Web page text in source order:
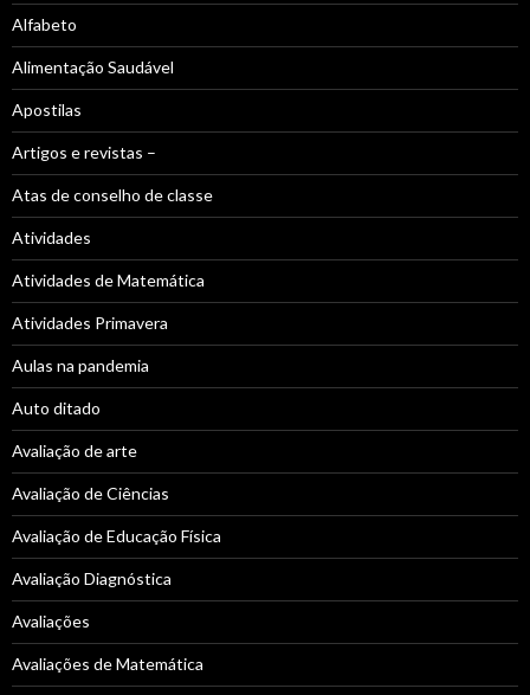
Alfabeto
Alimentação Saudável
Apostilas
Artigos e revistas –
Atas de conselho de classe
Atividades
Atividades de Matemática
Atividades Primavera
Aulas na pandemia
Auto ditado
Avaliação de arte
Avaliação de Ciências
Avaliação de Educação Física
Avaliação Diagnóstica
Avaliações
Avaliações de Matemática